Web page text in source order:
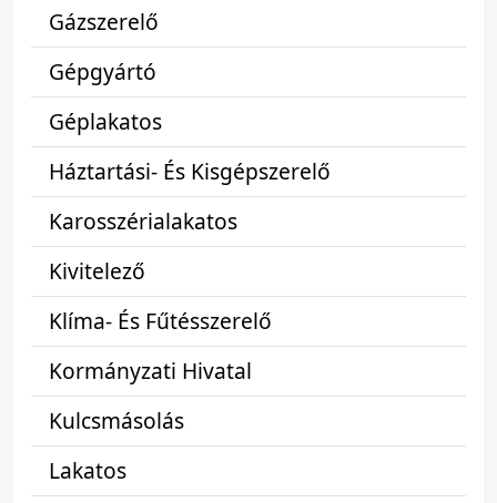
Gázszerelő
Gépgyártó
Géplakatos
Háztartási- És Kisgépszerelő
Karosszérialakatos
Kivitelező
Klíma- És Fűtésszerelő
Kormányzati Hivatal
Kulcsmásolás
Lakatos